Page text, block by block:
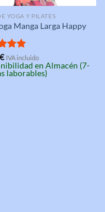
YOGA Y PILATES
Manga Larga Happy
IVA incluido
en Almacén (7-
laborables)